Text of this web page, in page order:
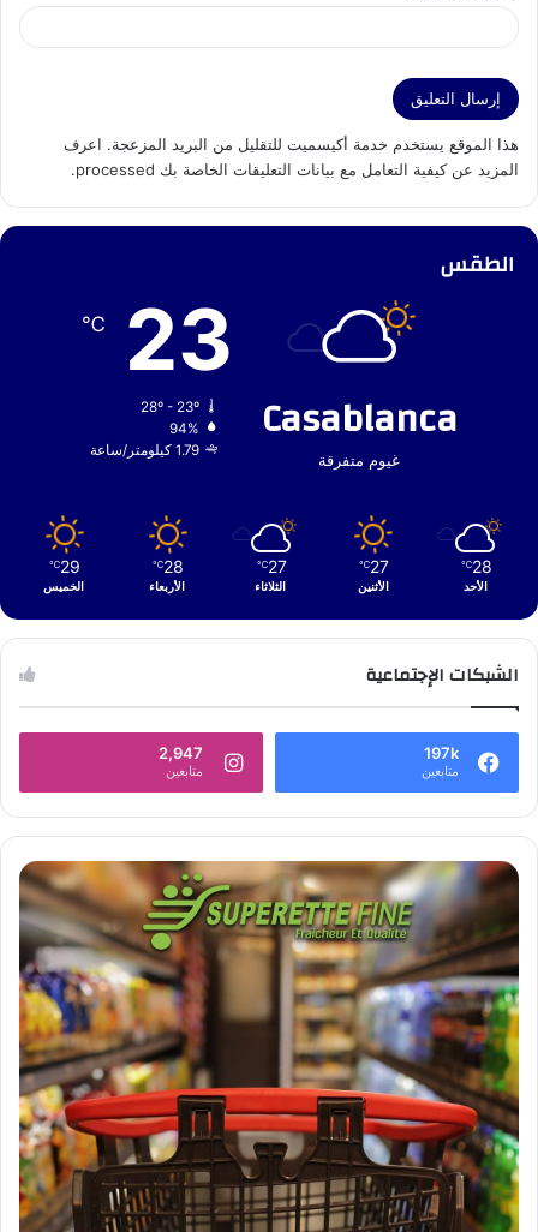
هذا الموقع يستخدم خدمة أكيسميت للتقليل من البريد المزعجة. اعرف
المزيد عن كيفية التعامل مع بيانات التعليقات الخاصة بك processed
.
الطقس
Casablanca
غيوم متفرقة
23
℃
28º - 23º
94%
1.79 كيلومتر/ساعة
28
℃
الأحد
27
℃
الأثنين
27
℃
الثلاثاء
28
℃
الأربعاء
29
℃
الخميس
الشبكات الإجتماعية
197k
متابعين
2,947
متابعين